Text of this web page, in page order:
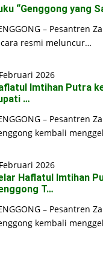
“Genggong yang
– Pesantren
resmi meluncur…
2026
Imtihan Putra
…
– Pesantren
kembali
2026
Haflatul Imtihan
T…
– Pesantren
kembali